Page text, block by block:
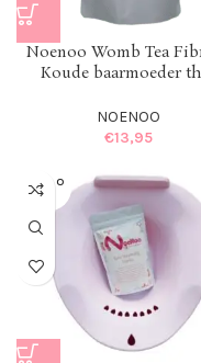
Noenoo Womb Tea
Koude baarmoeder
NOENOO
€13,95
SOLD O
UT